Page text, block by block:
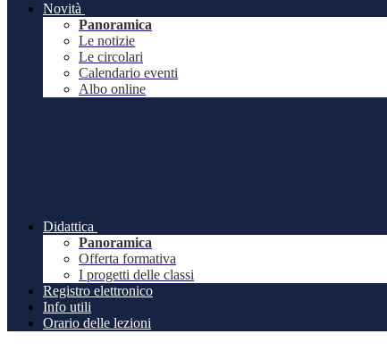
Novità
Panoramica
Le notizie
Le circolari
Calendario eventi
Albo online
Didattica
Panoramica
Offerta formativa
I progetti delle classi
Registro elettronico
Info utili
Orario delle lezioni